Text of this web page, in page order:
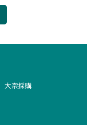
大宗採購